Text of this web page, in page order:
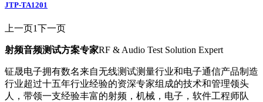
JTP-TA1201
上一页 1 下一页
射频音频测试方案专家RF & Audio Test Solution Expert
钲晟电子拥有数名来自无线测试测量行业和电子通信产品制造
行业超过十五年行业经验的资深专家组成的技术和管理领头
人，带领一支经验丰富的射频，机械，电子，软件工程师队